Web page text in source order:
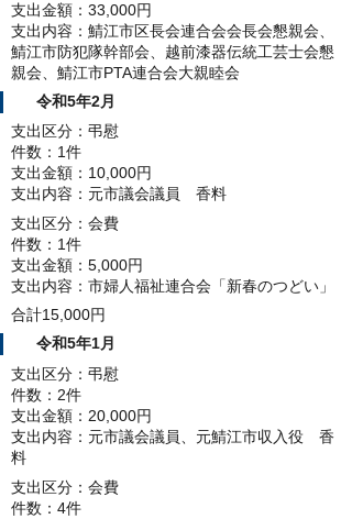
支出金額：33,000円
支出内容：鯖江市区長会連合会会長会懇親会、
鯖江市防犯隊幹部会、越前漆器伝統工芸士会懇
親会、鯖江市PTA連合会大親睦会
令和5年2月
支出区分：弔慰
件数：1件
支出金額：10,000円
支出内容：元市議会議員 香料
支出区分：会費
件数：1件
支出金額：5,000円
支出内容：市婦人福祉連合会「新春のつどい」
合計15,000円
令和5年1月
支出区分：弔慰
件数：2件
支出金額：20,000円
支出内容：元市議会議員、元鯖江市収入役 香
料
支出区分：会費
件数：4件